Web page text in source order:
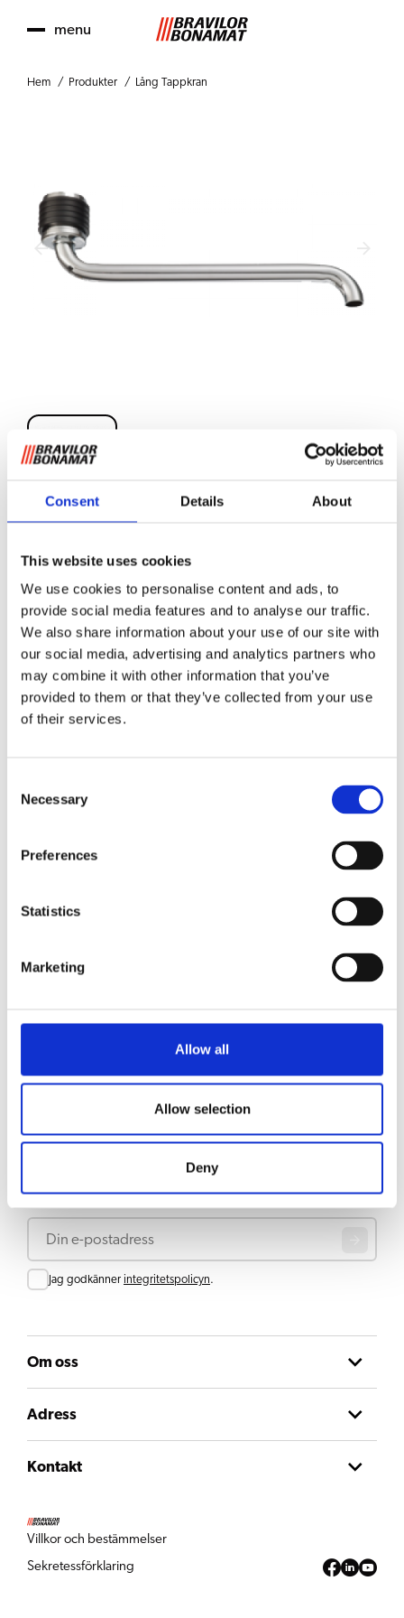
Consent Details About
This website uses cookies
We use cookies to personalise content and ads, to
provide social media features and to analyse our traffic.
We also share information about your use of our site with
our social media, advertising and analytics partners who
may combine it with other information that you’ve
provided to them or that they’ve collected from your use
of their services.
Selection
Necessary
Preferences
Statistics
Marketing
Allow all
Allow selection
Deny
menu
Hem Produkter Lång Tappkran
För fyllning av (termos)flaska och termoskanna. Rostfritt
stål.
Begär information
VHG 5 marine 115V Visa produkt
Visa produkt
1 2 3 4 5
E-post
Consent
Jag godkänner integritetspolicyn.
Om oss
Adress
Kontakt
Villkor och bestämmelser
Sekretessförklaring